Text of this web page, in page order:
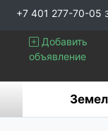
+7 401 277-70-05
Добавить
объявление